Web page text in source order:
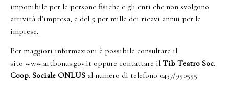
imponibile per le persone fisiche e gli enti che non svolgono
attività d’impresa, e del 5 per mille dei ricavi annui per le
imprese.
Per maggiori informazioni è possibile consultare il
sito www.artbonus.gov.it oppure contattare il Tib Teatro Soc.
Coop. Sociale ONLUS al numero di telefono 0437/950555